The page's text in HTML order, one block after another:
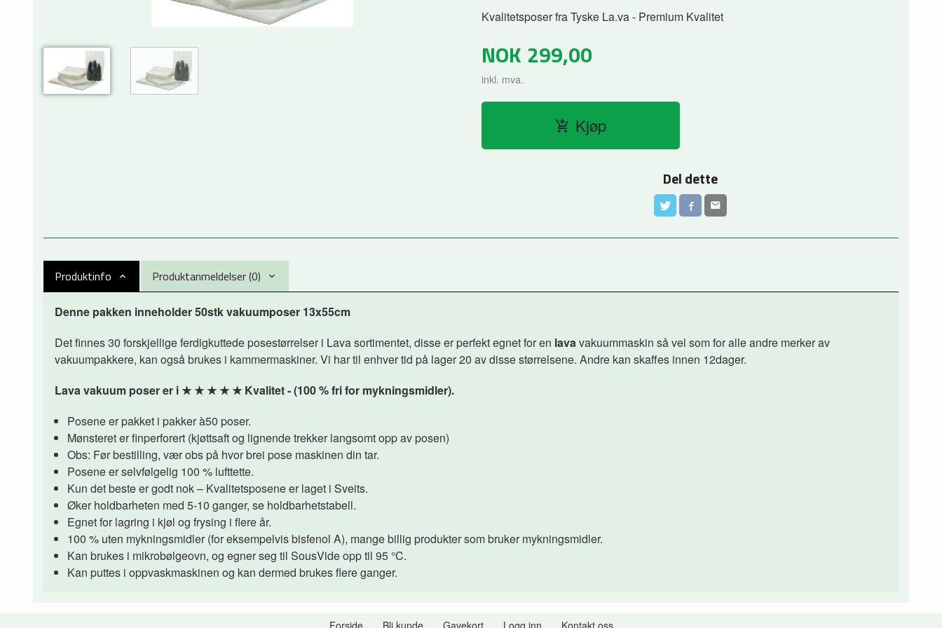
Kvalitetsposer fra Tyske La.va - Premium Kvalitet
NOK 299,00
inkl. mva.
Kjøp
Del dette
Produktinfo Produktanmeldelser (0)
Denne pakken inneholder 50stk vakuumposer 13x55cm
Det finnes 30 forskjellige ferdigkuttede posestørrelser i Lava sortimentet, disse er perfekt egnet for en lavavakuummaskin så vel som for alle andre merker av
vakuumpakkere, kan også brukes i kammermaskiner. Vi har til enhver tid på lager 20 av disse størrelsene. Andre kan skaffes innen 12dager.
Lava vakuum poser er i★★★★★Kvalitet - (100 % fri for mykningsmidler).
Posene er pakket i pakker à50 poser.
Mønsteret er finperforert (kjøttsaft og lignende trekker langsomt opp av posen)
Obs: Før bestilling, vær obs på hvor brei pose maskinen din tar.
Posene er selvfølgelig 100 % lufttette.
Kun det beste er godt nok – Kvalitetsposene er laget i Sveits.
Øker holdbarheten med 5-10 ganger, se holdbarhetstabell.
Egnet for lagring i kjøl og frysing i flere år.
100 % uten mykningsmidler (for eksempelvis bisfenol A), mange billig produkter som bruker mykningsmidler.
Kan brukes i mikrobølgeovn, og egner seg til SousVide opp til 95 °C.
Kan puttes i oppvaskmaskinen og kan dermed brukes flere ganger.